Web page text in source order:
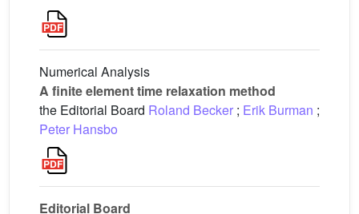
Numerical Analysis
A finite element time relaxation method
the Editorial Board Roland Becker ; Erik Burman ;
Peter Hansbo
Editorial Board